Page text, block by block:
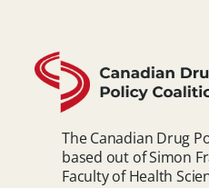
The Canadian Drug
based out of Simon
Faculty of Health